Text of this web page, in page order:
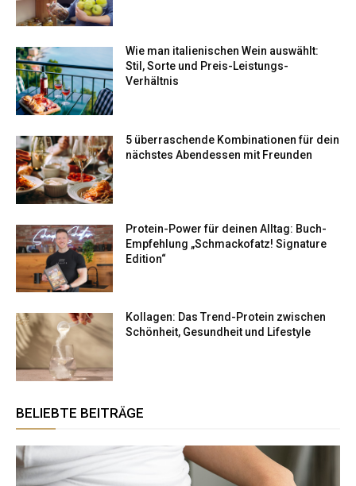
Wie man italienischen Wein auswählt:
Stil, Sorte und Preis-Leistungs-
Verhältnis
5 überraschende Kombinationen für dein
nächstes Abendessen mit Freunden
Protein-Power für deinen Alltag: Buch-
Empfehlung „Schmackofatz! Signature
Edition“
Kollagen: Das Trend-Protein zwischen
Schönheit, Gesundheit und Lifestyle
BELIEBTE BEITRÄGE